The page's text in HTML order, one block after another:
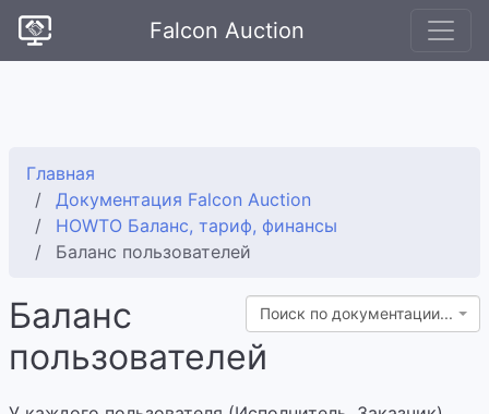
Falcon Auction
Главная
Документация Falcon Auction
HOWTO Баланс, тариф, финансы
Баланс пользователей
Поиск по документации...
Баланс
пользователей